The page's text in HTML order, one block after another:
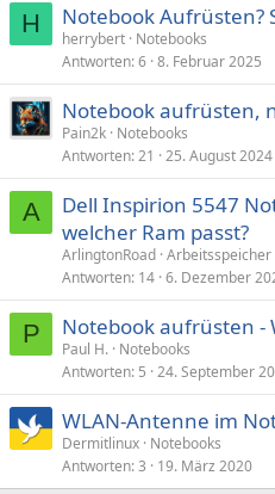
H Notebook Aufrüsten?
herrybert Notebooks
Antworten 6 8. Februar 2025
Notebook aufrüsten,
Pain2k Notebooks
Antworten 21 25. August 2024
A
Dell Inspirion 5547
welcher Ram passt?
ArlingtonRoad Arbeitsspeicher
Antworten 14 6. Dezember
P Notebook aufrüsten -
Paul H. Notebooks
Antworten 5 24. September
WLAN-Antenne im
Dermitlinux Notebooks
Antworten 3 19. März 2020